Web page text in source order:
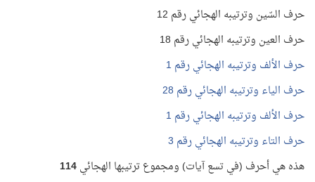
حرف السّين وترتيبه الهجائي رقم 12
حرف العين وترتيبه الهجائي رقم 18
حرف الألف وترتيبه الهجائي رقم 1
حرف الياء وترتيبه الهجائي رقم 28
حرف الألف وترتيبه الهجائي رقم 1
حرف التاء وترتيبه الهجائي رقم 3
هذه هي أحرف (في تسع آيات) ومجموع ترتيبها الهجائي114